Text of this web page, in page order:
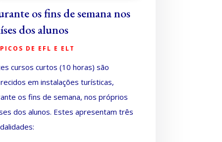
os fins de semana nos
dos alunos
DE EFL E ELT
cursos curtos (10 horas) são
em instalações turísticas,
os fins de semana, nos próprios
dos alunos. Estes apresentam três